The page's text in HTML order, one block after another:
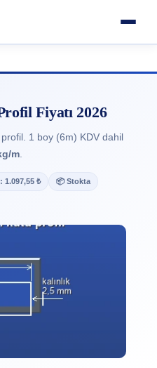
Fiyatı 2026
1 boy (6m) KDV dahil
m
1.097,55 ₺ 📦 Stokta